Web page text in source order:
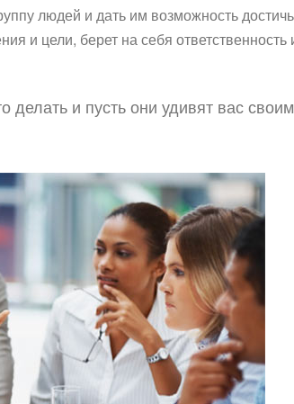
людей и дать им возможность
и цели, берет на себя
и пусть они удивят вас